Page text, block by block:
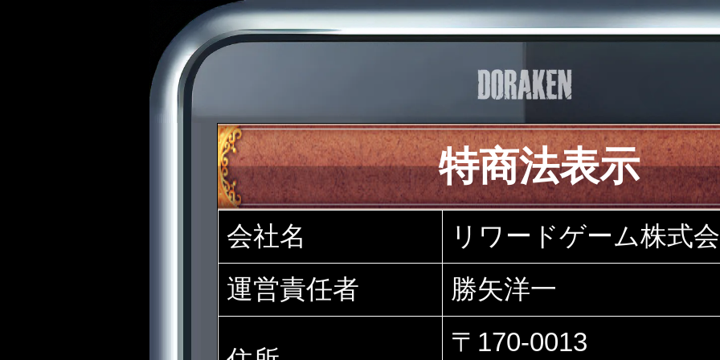
特商法表示
会社名
リワードゲーム株式
運営責任者
勝矢洋一
〒170-0013